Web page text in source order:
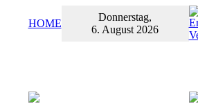
HOME
Donnerstag,
6. August 2026